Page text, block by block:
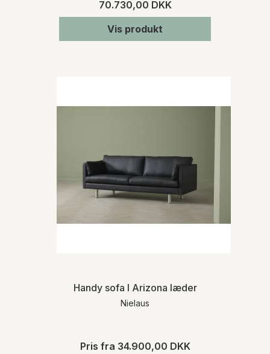
70.730,00 DKK
Vis produkt
Handy sofa I Arizona læder
Nielaus
Pris fra 34.900,00 DKK